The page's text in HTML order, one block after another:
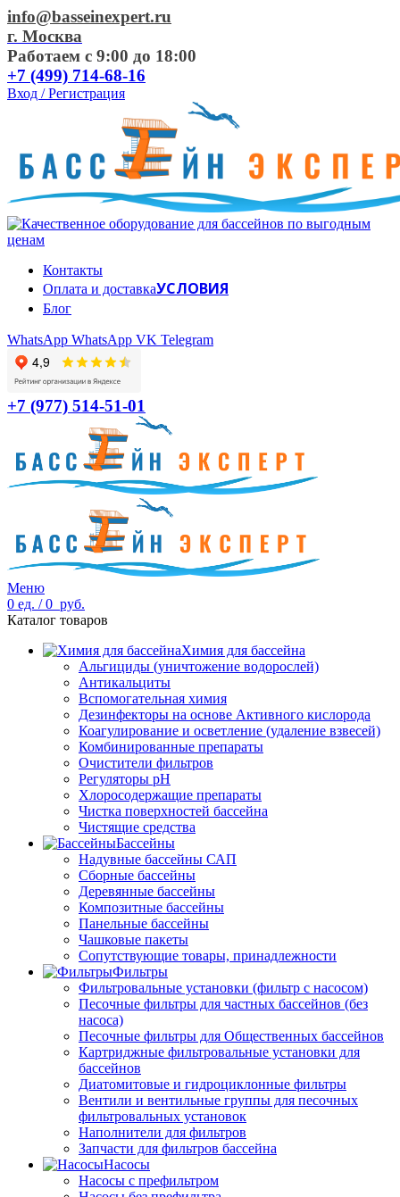
info@basseinexpert.ru
г. Москва
Работаем с 9:00 до 18:00
+7 (499) 714-68-16
Вход / Регистрация
Контакты
Оплата и доставкаУСЛОВИЯ
Блог
WhatsApp WhatsApp VK Telegram
+7 (977) 514-51-01
Меню
0 ед. / 0 руб.
Каталог товаров
Химия для бассейна
Альгициды (уничтожение водорослей)
Антикальциты
Вспомогательная химия
Дезинфекторы на основе Активного кислорода
Коагулирование и осветление (удаление взвесей)
Комбинированные препараты
Очистители фильтров
Регуляторы pH
Хлоросодержащие препараты
Чистка поверхностей бассейна
Чистящие средства
Бассейны
Надувные бассейны САП
Сборные бассейны
Деревянные бассейны
Композитные бассейны
Панельные бассейны
Чашковые пакеты
Сопутствующие товары, принадлежности
Фильтры
Фильтровальные установки (фильтр с насосом)
Песочные фильтры для частных бассейнов (без
насоса)
Песочные фильтры для Общественных бассейнов
Картриджные фильтровальные установки для
бассейнов
Диатомитовые и гидроциклонные фильтры
Вентили и вентильные группы для песочных
фильтровальных установок
Наполнители для фильтров
Запчасти для фильтров бассейна
Насосы
Насосы с префильтром